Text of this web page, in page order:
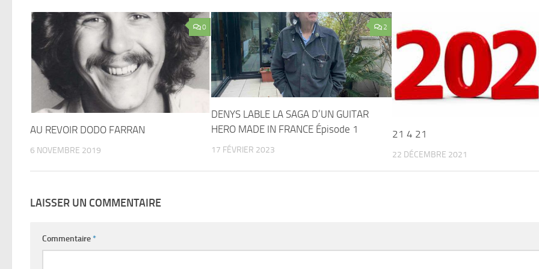
0
AU REVOIR DODO FARRAN
6 NOVEMBRE 2019
2
DENYS LABLE LA SAGA D’UN GUITAR
HERO MADE IN FRANCE Épisode 1
17 FÉVRIER 2023
21 4 21
22 DÉCEMBRE 2021
LAISSER UN COMMENTAIRE
Commentaire*